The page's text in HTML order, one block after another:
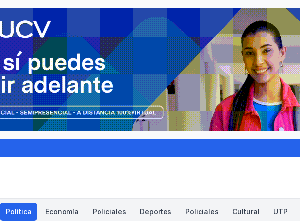
Política Economía Policiales Deportes Policiales Cultural UTP